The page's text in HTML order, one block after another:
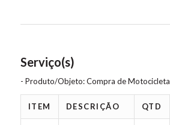
Serviço(s)
- Produto/Objeto: Compra de Motocicleta
ITEM DESCRIÇÃO QTD